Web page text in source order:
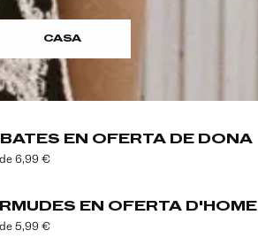
CASA
EN OFERTA DE DONA
6,99 €
EN OFERTA D'HOME
5,99 €